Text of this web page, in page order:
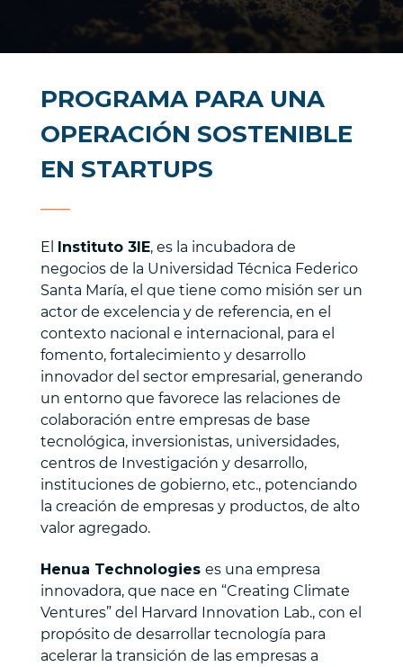
PROGRAMA PARA UNA
OPERACIÓN SOSTENIBLE
EN STARTUPS
El Instituto 3IE, es la incubadora de
negocios de la Universidad Técnica Federico
Santa María, el que tiene como misión ser un
actor de excelencia y de referencia, en el
contexto nacional e internacional, para el
fomento, fortalecimiento y desarrollo
innovador del sector empresarial, generando
un entorno que favorece las relaciones de
colaboración entre empresas de base
tecnológica, inversionistas, universidades,
centros de Investigación y desarrollo,
instituciones de gobierno, etc., potenciando
la creación de empresas y productos, de alto
valor agregado.
Henua Technologies es una empresa
innovadora, que nace en “Creating Climate
Ventures” del Harvard Innovation Lab., con el
propósito de desarrollar tecnología para
acelerar la transición de las empresas a